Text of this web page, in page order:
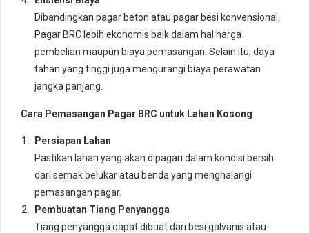
Dibandingkan pagar beton atau pagar besi konvensional,
Pagar BRC lebih ekonomis baik dalam hal harga
pembelian maupun biaya pemasangan. Selain itu, daya
tahan yang tinggi juga mengurangi biaya perawatan
jangka panjang.
Cara Pemasangan Pagar BRC untuk Lahan Kosong
Persiapan Lahan
Pastikan lahan yang akan dipagari dalam kondisi bersih
dari semak belukar atau benda yang menghalangi
pemasangan pagar.
Pembuatan Tiang Penyangga
Tiang penyangga dapat dibuat dari besi galvanis atau